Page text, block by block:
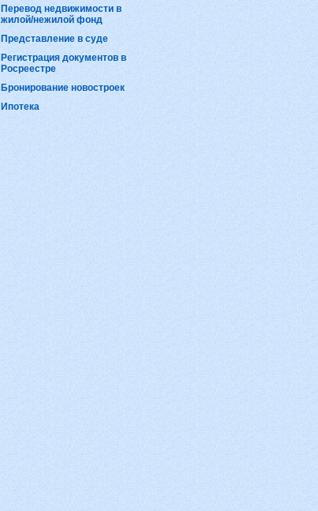
Перевод недвижимости в
жилой/нежилой фонд
Представление в суде
Регистрация документов в
Росреестре
Бронирование новостроек
Ипотека